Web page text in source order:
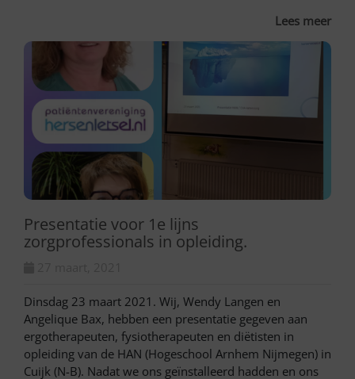
Lees meer
Presentatie voor 1e lijns
zorgprofessionals in opleiding.
Dinsdag 23 maart 2021. Wij, Wendy Langen en
Angelique Bax, hebben een presentatie gegeven aan
ergotherapeuten, fysiotherapeuten en diëtisten in
opleiding van de HAN (Hogeschool Arnhem Nijmegen) in
Cuijk (N-B). Nadat we ons geïnstalleerd hadden en ons